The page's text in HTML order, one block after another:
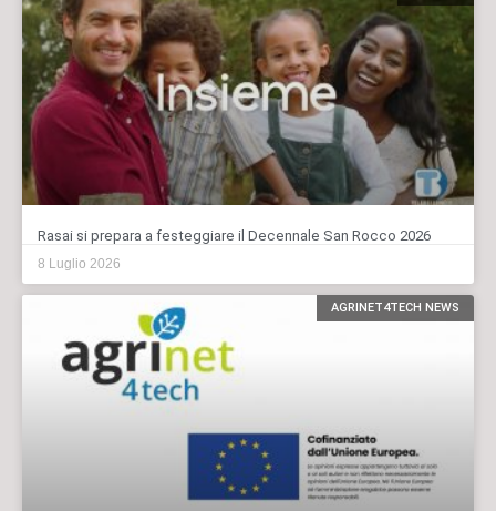
Rasai si prepara a festeggiare il Decennale San Rocco 2026
8 Luglio 2026
AGRINET4TECH NEWS